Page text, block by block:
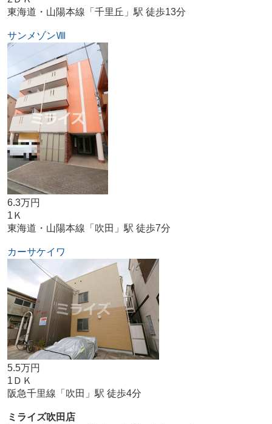
東海道・山陽本線「千里丘」駅 徒歩13分
サンメゾンⅧ
6.3万円
1Ｋ
東海道・山陽本線「吹田」駅 徒歩7分
カーサケイワ
5.5万円
1ＤＫ
阪急千里線「吹田」駅 徒歩4分
ミライズ吹田店